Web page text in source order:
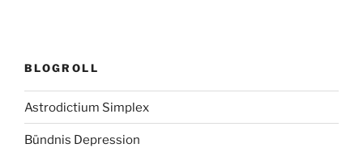
BLOGROLL
Astrodictium Simplex
Bündnis Depression